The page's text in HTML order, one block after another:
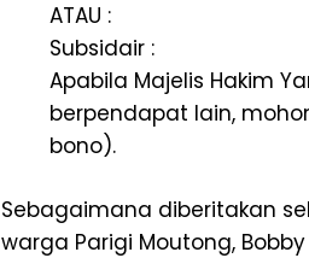
ATAU :
Subsidair :
Apabila Majelis Hakim
berpendapat lain,
bono).
Sebagaimana diberitakan
warga Parigi Moutong,